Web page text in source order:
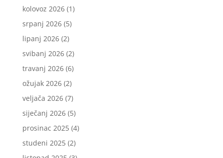
kolovoz 2026(1)
srpanj 2026(5)
lipanj 2026(2)
svibanj 2026(2)
travanj 2026(6)
ožujak 2026(2)
veljača 2026(7)
siječanj 2026(5)
prosinac 2025(4)
studeni 2025(2)